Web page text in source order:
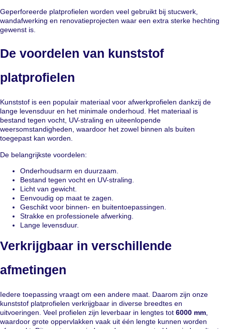
Geperforeerde platprofielen worden veel gebruikt bij stucwerk,
wandafwerking en renovatieprojecten waar een extra sterke hechting
gewenst is.
De voordelen van kunststof
platprofielen
Kunststof is een populair materiaal voor afwerkprofielen dankzij de
lange levensduur en het minimale onderhoud. Het materiaal is
bestand tegen vocht, UV-straling en uiteenlopende
weersomstandigheden, waardoor het zowel binnen als buiten
toegepast kan worden.
De belangrijkste voordelen:
Onderhoudsarm en duurzaam.
Bestand tegen vocht en UV-straling.
Licht van gewicht.
Eenvoudig op maat te zagen.
Geschikt voor binnen- en buitentoepassingen.
Strakke en professionele afwerking.
Lange levensduur.
Verkrijgbaar in verschillende
afmetingen
Iedere toepassing vraagt om een andere maat. Daarom zijn onze
kunststof platprofielen verkrijgbaar in diverse breedtes en
uitvoeringen. Veel profielen zijn leverbaar in lengtes tot 6000 mm
waardoor grote oppervlakken vaak uit één lengte kunnen worden